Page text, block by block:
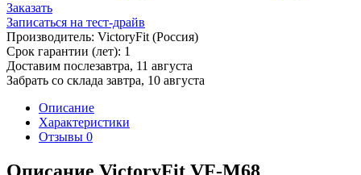
Заказать
Записаться на тест-драйв
Производитель: VictoryFit(Россия)
Срок гарантии (лет): 1
Доставим послезавтра, 11 августа
Забрать со склада завтра, 10 августа
Описание
Характеристики
Отзывы 0